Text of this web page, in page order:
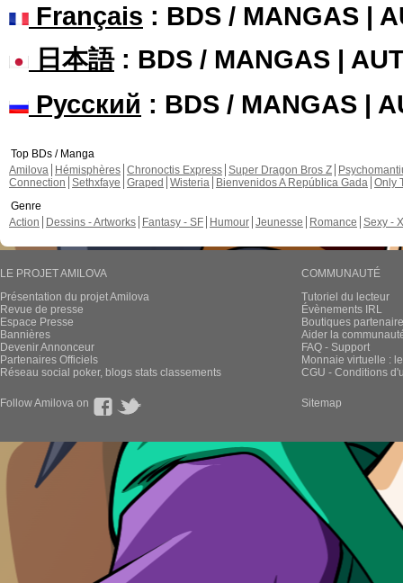
Français : BDS / MANGAS |
日本語: BDS / MANGAS |
Русский : BDS / MANGAS |
Top BDs / Manga
Amilova
Hémisphères Chronoctis Express Super Dragon Bros Z
Connection Sethxfaye Graped Wisteria Bienvenidos A República Gada Only
Genre
Action
Dessins - Artworks Fantasy - SF Humour Jeunesse Romance Sexy -
LE PROJET AMILOVA
Présentation du projet Amilova
Revue de presse
Espace Presse
Bannières
Devenir Annonceur
Partenaires Officiels
Réseau social poker, blogs stats classements
COMMUNAUTÉ
Tutoriel du lecteur
Évènements IRL
Boutiques
Aider la
FAQ - Support
Monnaie virtuelle :
CGU - Conditions
Follow Amilova on Sitemap